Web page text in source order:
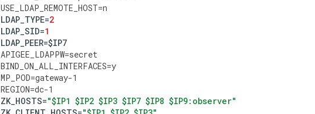
USE_LDAP_REMOTE_HOST=n
LDAP_TYPE=2
LDAP_SID=1
LDAP_PEER=$IP7
APIGEE_LDAPPW=secret
BIND_ON_ALL_INTERFACES=y
MP_POD=gateway-1
REGION=dc-1
ZK_HOSTS="$IP1 $IP2 $IP3 $IP7 $IP8 $IP9:observer"